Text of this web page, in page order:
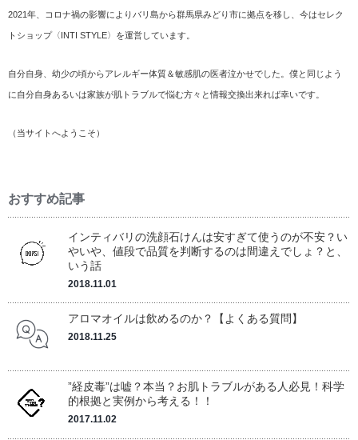
2021年、コロナ禍の影響によりバリ島から群馬県みどり市に拠点を移し、今はセレク
トショップ〈INTI STYLE〉を運営しています。
自分自身、幼少の頃からアレルギー体質＆敏感肌の医者泣かせでした。僕と同じよう
に自分自身あるいは家族が肌トラブルで悩む方々と情報交換出来れば幸いです。
（ 当サイトへようこそ ）
おすすめ記事
インティバリの洗顔石けんは安すぎて使うのが不安？い
やいや、値段で品質を判断するのは間違えでしょ？と、
いう話
2018.11.01
アロマオイルは飲めるのか？【よくある質問】
2018.11.25
”経皮毒”は嘘？本当？お肌トラブルがある人必見！科学
的根拠と実例から考える！！
2017.11.02